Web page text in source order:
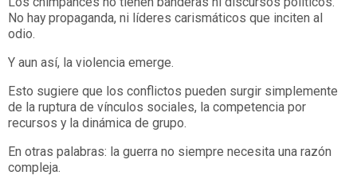
No hay propaganda, ni líderes carismáticos que inciten al
odio.
Y aun así, la violencia emerge.
Esto sugiere que los conflictos pueden surgir simplemente
de la ruptura de vínculos sociales, la competencia por
recursos y la dinámica de grupo.
En otras palabras: la guerra no siempre necesita una razón
compleja.